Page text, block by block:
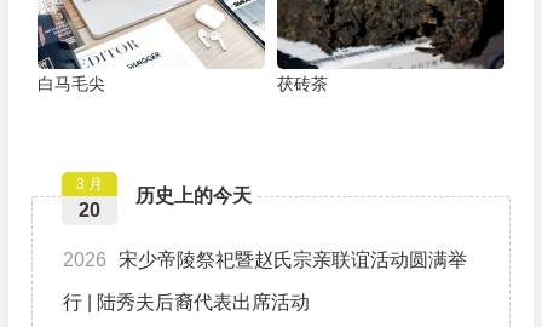
白马毛尖 茯砖茶
历史上的今天
3 月
20
2026 宋少帝陵祭祀暨赵氏宗亲联谊活动圆满举
行 | 陆秀夫后裔代表出席活动